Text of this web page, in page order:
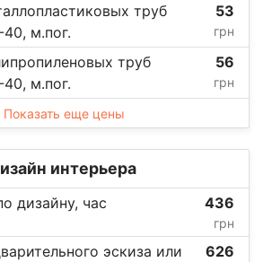
труб
м.пог.
53
грн
труб
м.пог.
56
грн
Показать еще цены
интерьера
дизайну, час 436
грн
эскиза или
626